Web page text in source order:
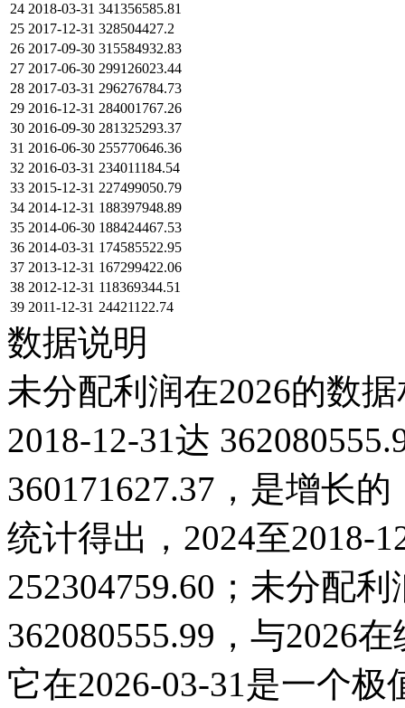
24 2018-03-31 341356585.81
25 2017-12-31 328504427.2
26 2017-09-30 315584932.83
27 2017-06-30 299126023.44
28 2017-03-31 296276784.73
29 2016-12-31 284001767.26
30 2016-09-30 281325293.37
31 2016-06-30 255770646.36
32 2016-03-31 234011184.54
33 2015-12-31 227499050.79
34 2014-12-31 188397948.89
35 2014-06-30 188424467.53
36 2014-03-31 174585522.95
37 2013-12-31 167299422.06
38 2012-12-31 118369344.51
39 2011-12-31 24421122.74
数据说明
未分配利润在2026的数
2018-12-31达
360171627.37，是增长
统计得出，2024至2018-
252304759.60；未分配
362080555.99，与2026
它在2026-03-31是一个